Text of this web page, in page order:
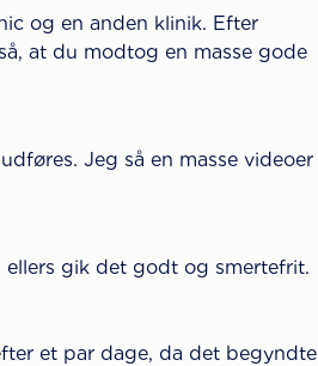
og en anden klinik. Efter
at du modtog en masse gode
Jeg så en masse videoer
gik det godt og smertefrit.
et par dage, da det begyndte